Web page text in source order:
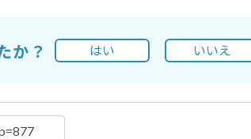
か？ はい いいえ